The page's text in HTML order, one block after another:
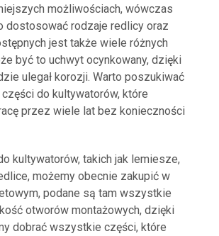
możliwościach, wówczas
dostosować rodzaje redlicy oraz
jest także wiele różnych
być to uchwyt ocynkowany, dzięki
ulegał korozji. Warto poszukiwać
części do kultywatorów, które
przez wiele lat bez konieczności
kultywatorów, takich jak lemiesze,
możemy obecnie zakupić w
podane są tam wszystkie
otworów montażowych, dzięki
dobrać wszystkie części, które